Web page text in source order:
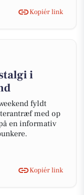
Kopiér link
i
fyldt
med op
en informativ
Kopiér link